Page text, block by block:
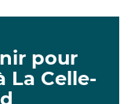
pour
La Celle-